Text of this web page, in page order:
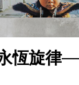
恆旋律